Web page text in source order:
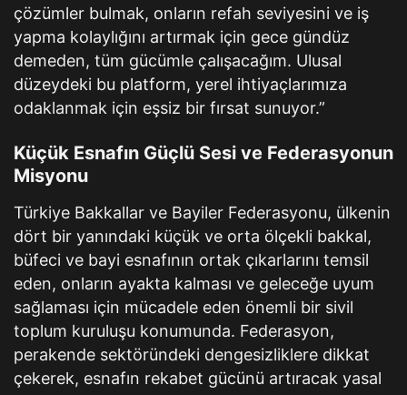
çözümler bulmak, onların refah seviyesini ve iş
yapma kolaylığını artırmak için gece gündüz
demeden, tüm gücümle çalışacağım. Ulusal
düzeydeki bu platform, yerel ihtiyaçlarımıza
odaklanmak için eşsiz bir fırsat sunuyor.”
Küçük Esnafın Güçlü Sesi ve Federasyonun
Misyonu
Türkiye Bakkallar ve Bayiler Federasyonu, ülkenin
dört bir yanındaki küçük ve orta ölçekli bakkal,
büfeci ve bayi esnafının ortak çıkarlarını temsil
eden, onların ayakta kalması ve geleceğe uyum
sağlaması için mücadele eden önemli bir sivil
toplum kuruluşu konumunda. Federasyon,
perakende sektöründeki dengesizliklere dikkat
çekerek, esnafın rekabet gücünü artıracak yasal